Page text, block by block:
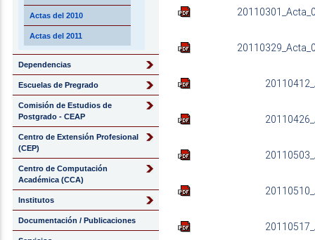
Actas del 2010
Actas del 2011
Dependencias
Escuelas de Pregrado
Comisión de Estudios de
Postgrado - CEAP
Centro de Extensión Profesional
(CEP)
Centro de Computación
Académica (CCA)
Institutos
Documentación / Publicaciones